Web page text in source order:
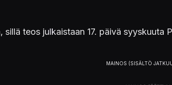
teos julkaistaan 17. päivä